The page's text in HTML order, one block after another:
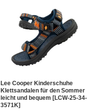
Lee Cooper Kinderschuhe
Klettsandalen für den Sommer
leicht und bequem [LCW-25-34-
3571K]